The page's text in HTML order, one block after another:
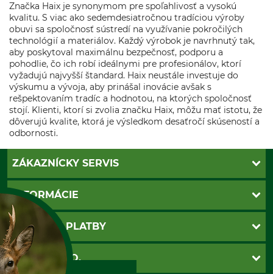
Značka Haix je synonymom pre spoľahlivosť a vysokú
kvalitu. S viac ako sedemdesiatročnou tradíciou výroby
obuvi sa spoločnosť sústredí na využívanie pokročilých
technológií a materiálov. Každý výrobok je navrhnutý tak,
aby poskytoval maximálnu bezpečnosť, podporu a
pohodlie, čo ich robí ideálnymi pre profesionálov, ktorí
vyžadujú najvyšší štandard. Haix neustále investuje do
výskumu a vývoja, aby prinášal inovácie avšak s
rešpektovaním tradíc a hodnotou, na ktorých spoločnosť
stojí. Klienti, ktorí si zvolia značku Haix, môžu mať istotu, že
dôverujú kvalite, ktorá je výsledkom desaťročí skúseností a
odbornosti.
ZÁKAZNÍCKY SERVIS
Kontakt
Katalógy
Newsletter
Nastavenia súborov cookie
INFORMÁCIE
Povinné údaje
Obchodné podmienky
Ochrana osobnych udajov
Otváracie hodiny
SPÔSOBY PLATBY
Dobierka
Platba vopred
GRUBE S.R.O.